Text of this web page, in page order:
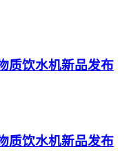
质饮水机新品发布
质饮水机新品发布